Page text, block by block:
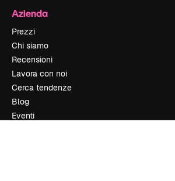
Azienda
Prezzi
Chi siamo
Recensioni
Lavora con noi
Cerca tendenze
Blog
Eventi